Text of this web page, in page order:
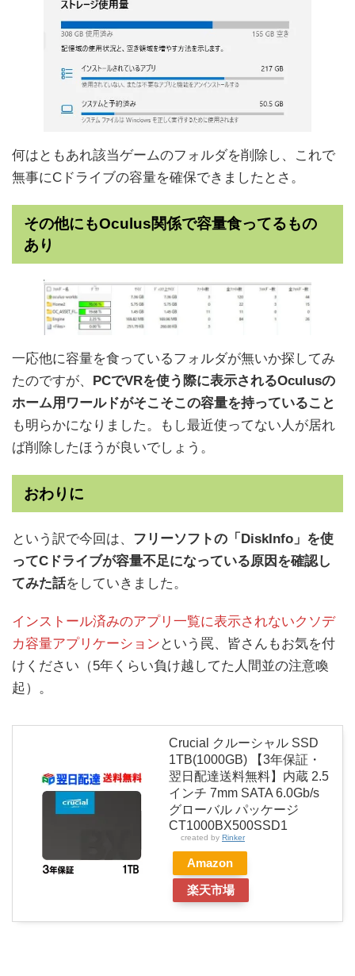
何はともあれ該当ゲームのフォルダを削除し、これで
無事にCドライブの容量を確保できましたとさ。
その他にもOculus関係で容量食ってるもの
あり
一応他に容量を食っているフォルダが無いか探してみ
たのですが、 PCでVRを使う際に表示されるOculusの
ホーム用ワールドがそこそこの容量を持っていること
も明らかになりました。もし最近使ってない人が居れ
ば削除したほうが良いでしょう。
おわりに
という訳で今回は、 フリーソフトの「DiskInfo」を使
ってCドライブが容量不足になっている原因を確認し
てみた話をしていきました。
インストール済みのアプリ一覧に表示されないクソデ
カ容量アプリケーション という罠、皆さんもお気を付
けください（5年くらい負け越してた人間並の注意喚
起）。
Crucial クルーシャル SSD
1TB(1000GB) 【3年保証・
翌日配達送料無料】内蔵 2.5
インチ 7mm SATA 6.0Gb/s
グローバル パッケージ
CT1000BX500SSD1
created by Rinker
Amazon
楽天市場